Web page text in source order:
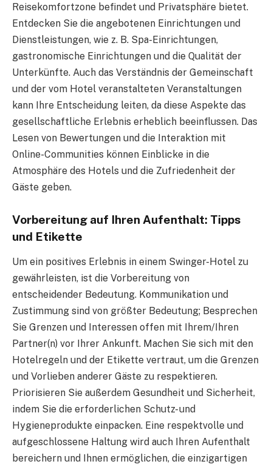
Reisekomfortzone befindet und Privatsphäre bietet.
Entdecken Sie die angebotenen Einrichtungen und
Dienstleistungen, wie z. B. Spa-Einrichtungen,
gastronomische Einrichtungen und die Qualität der
Unterkünfte. Auch das Verständnis der Gemeinschaft
und der vom Hotel veranstalteten Veranstaltungen
kann Ihre Entscheidung leiten, da diese Aspekte das
gesellschaftliche Erlebnis erheblich beeinflussen. Das
Lesen von Bewertungen und die Interaktion mit
Online-Communities können Einblicke in die
Atmosphäre des Hotels und die Zufriedenheit der
Gäste geben.
Vorbereitung auf Ihren Aufenthalt: Tipps
und Etikette
Um ein positives Erlebnis in einem Swinger-Hotel zu
gewährleisten, ist die Vorbereitung von
entscheidender Bedeutung. Kommunikation und
Zustimmung sind von größter Bedeutung; Besprechen
Sie Grenzen und Interessen offen mit Ihrem/Ihren
Partner(n) vor Ihrer Ankunft. Machen Sie sich mit den
Hotelregeln und der Etikette vertraut, um die Grenzen
und Vorlieben anderer Gäste zu respektieren.
Priorisieren Sie außerdem Gesundheit und Sicherheit,
indem Sie die erforderlichen Schutz- und
Hygieneprodukte einpacken. Eine respektvolle und
aufgeschlossene Haltung wird auch Ihren Aufenthalt
bereichern und Ihnen ermöglichen, die einzigartigen